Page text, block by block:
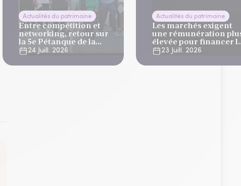
Actualités du patrimoine
Entre compétition et
networking, retour sur
la 5e Pétanque de la
Finance
24 Juill. 2026
Actualités du patrimoine
Les marchés exigent
une rémunération
élevée pour financer
dette française
23 Juill. 2026